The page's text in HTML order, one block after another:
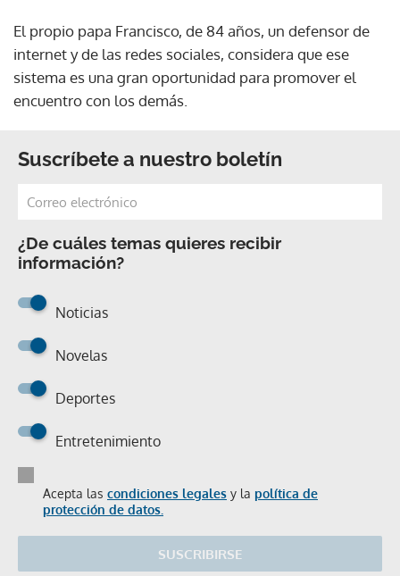
El propio papa Francisco, de 84 años, un defensor de
internet y de las redes sociales, considera que ese
sistema es una gran oportunidad para promover el
encuentro con los demás.
Suscríbete a nuestro boletín
¿De cuáles temas quieres recibir
información?
Noticias
Novelas
Deportes
Entretenimiento
Acepta las condiciones legales y la política de
protección de datos.
SUSCRIBIRSE